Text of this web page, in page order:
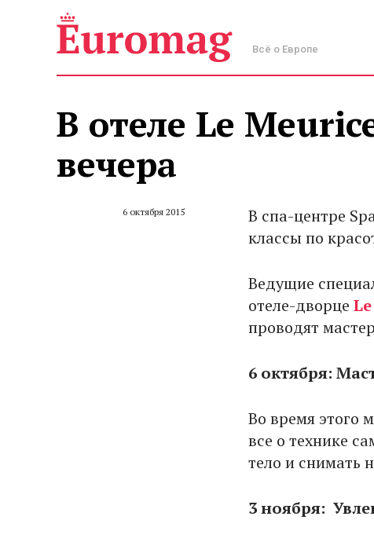
Всё о Европе
В отеле Le
вечера
6 октября 2015
В спа-центре
классы по
Ведущие
отеле-дворце
проводят
6 октября:
Во время этого
все о технике
тело и снимать
3 ноября: